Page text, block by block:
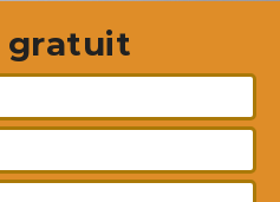
gratuit